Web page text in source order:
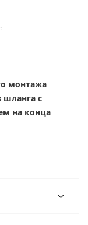
монтажа
шланга с
на конца